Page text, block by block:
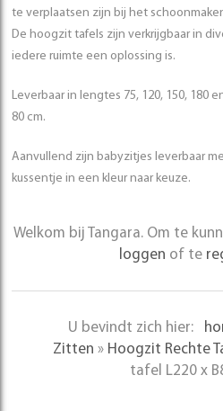
te verplaatsen zijn bij het
De hoogzit tafels zijn verkrijgbaar in
iedere ruimte een oplossing is.
Leverbaar in lengtes 75, 120, 150, 180
80 cm.
Aanvullend zijn babyzitjes leverbaar
kussentje in een kleur naar keuze.
Welkom bij Tangara. Om te
loggen of te
U bevindt zich hier:
Zitten » Hoogzit Rechte
tafel L220 x